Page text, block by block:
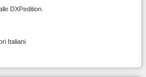
DXPedition.
Italiani